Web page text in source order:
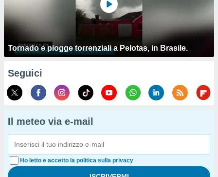
Tornado e piogge torrenziali a Pelotas, in Brasile.
Seguici
Il meteo via e-mail
Ho letto e accetto la politica sulla privacy